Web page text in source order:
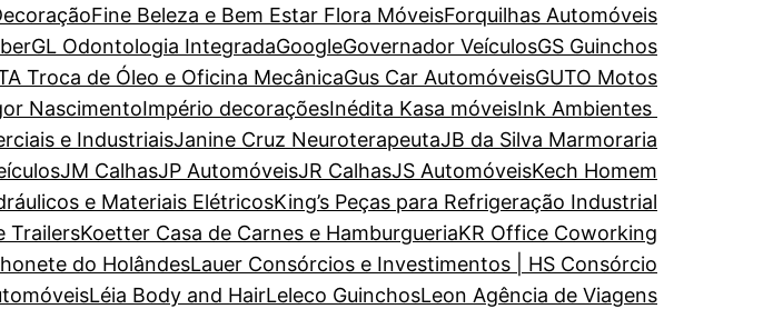
Fine Beleza e Bem Estar Flora MóveisForquilhas Automóveis
GL Odontologia IntegradaGoogleGovernador VeículosGS Guinchos
Troca de Óleo e Oficina MecânicaGus Car AutomóveisGUTO Motos
NascimentoImpério decoraçõesInédita Kasa móveisInk Ambientes
e IndustriaisJanine Cruz NeuroterapeutaJB da Silva Marmoraria
JM CalhasJP AutomóveisJR CalhasJS AutomóveisKech Homem
e Materiais ElétricosKing’s Peças para Refrigeração Industrial
TrailersKoetter Casa de Carnes e HamburgueriaKR Office Coworking
do HolândesLauer Consórcios e Investimentos | HS Consórcio
Léia Body and HairLeleco GuinchosLeon Agência de Viagens